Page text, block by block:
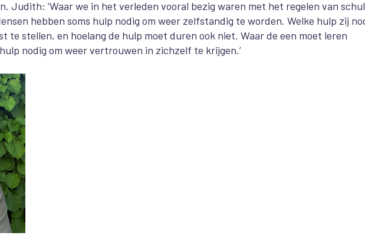
Judith: ‘Waar we in het verleden vooral bezig waren met het regelen van
hebben soms hulp nodig om weer zelfstandig te worden. Welke hulp zij
te stellen, en hoelang de hulp moet duren ook niet. Waar de een moet leren
nodig om weer vertrouwen in zichzelf te krijgen.’